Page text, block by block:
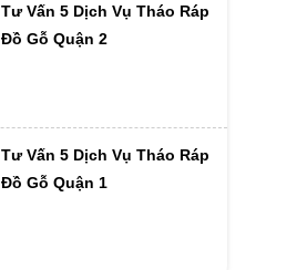
Tư Vấn 5 Dịch Vụ Tháo Ráp
Đồ Gỗ Quận 2
Tư Vấn 5 Dịch Vụ Tháo Ráp
Đồ Gỗ Quận 1